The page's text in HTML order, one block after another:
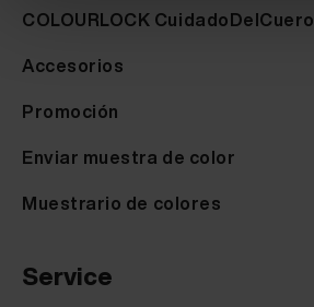
COLOURLOCK CuidadoDelCuero
Accesorios
Promoción
Enviar muestra de color
Muestrario de colores
Service